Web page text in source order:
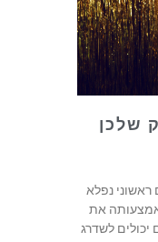
שלכן
ראשוני נפלא
את
יכולים לשדרג